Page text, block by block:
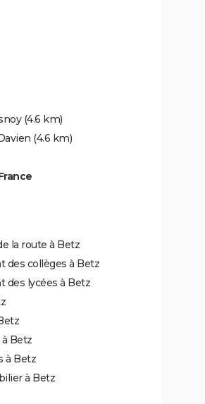
(4.6 km)
(4.6 km)
la route à Betz
des collèges à Betz
des lycées à Betz
Betz
à Betz
à Betz